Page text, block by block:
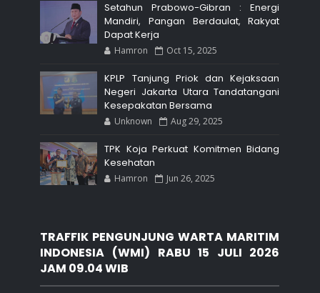
Setahun Prabowo-Gibran : Energi
Mandiri, Pangan Berdaulat, Rakyat
Dapat Kerja
Hamron Oct 15, 2025
KPLP Tanjung Priok dan Kejaksaan
Negeri Jakarta Utara Tandatangani
Kesepakatan Bersama
Unknown Aug 29, 2025
TPK Koja Perkuat Komitmen Bidang
Kesehatan
Hamron Jun 26, 2025
TRAFFIK PENGUNJUNG WARTA MARITIM
INDONESIA (WMI) RABU 15 JULI 2026
JAM 09.04 WIB